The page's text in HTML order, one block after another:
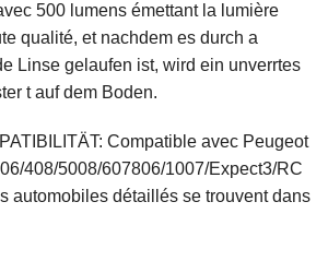
500 lumens émettant la lumière
qualité, et nachdem es durch a
Linse gelaufen ist, wird ein unverrtes
t auf dem Boden.
Compatible avec Peugeot
408/5008/607806/1007/Expect3/RC
automobiles détaillés se trouvent dans